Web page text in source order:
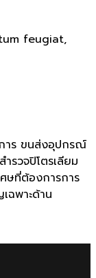
feugiat,
าร ขนส่งอุปกรณ์
ำรวจปิโตรเลียม
ที่ต้องการการ
ฉพาะด้าน